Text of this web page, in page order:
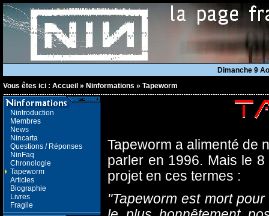
Dimanche 9
Vous êtes ici : Accueil » Ninformations » Tapeworm
Nintroduction
Membres
News
Nincarta
Questions / Réponses
NinFaq
Chronologie
Tapeworm
Articles
Biographie
Livres
Fragile
Tapeworm a alimenté de
parler en 1996. Mais le
projet en ces termes :
"Tapeworm est mort